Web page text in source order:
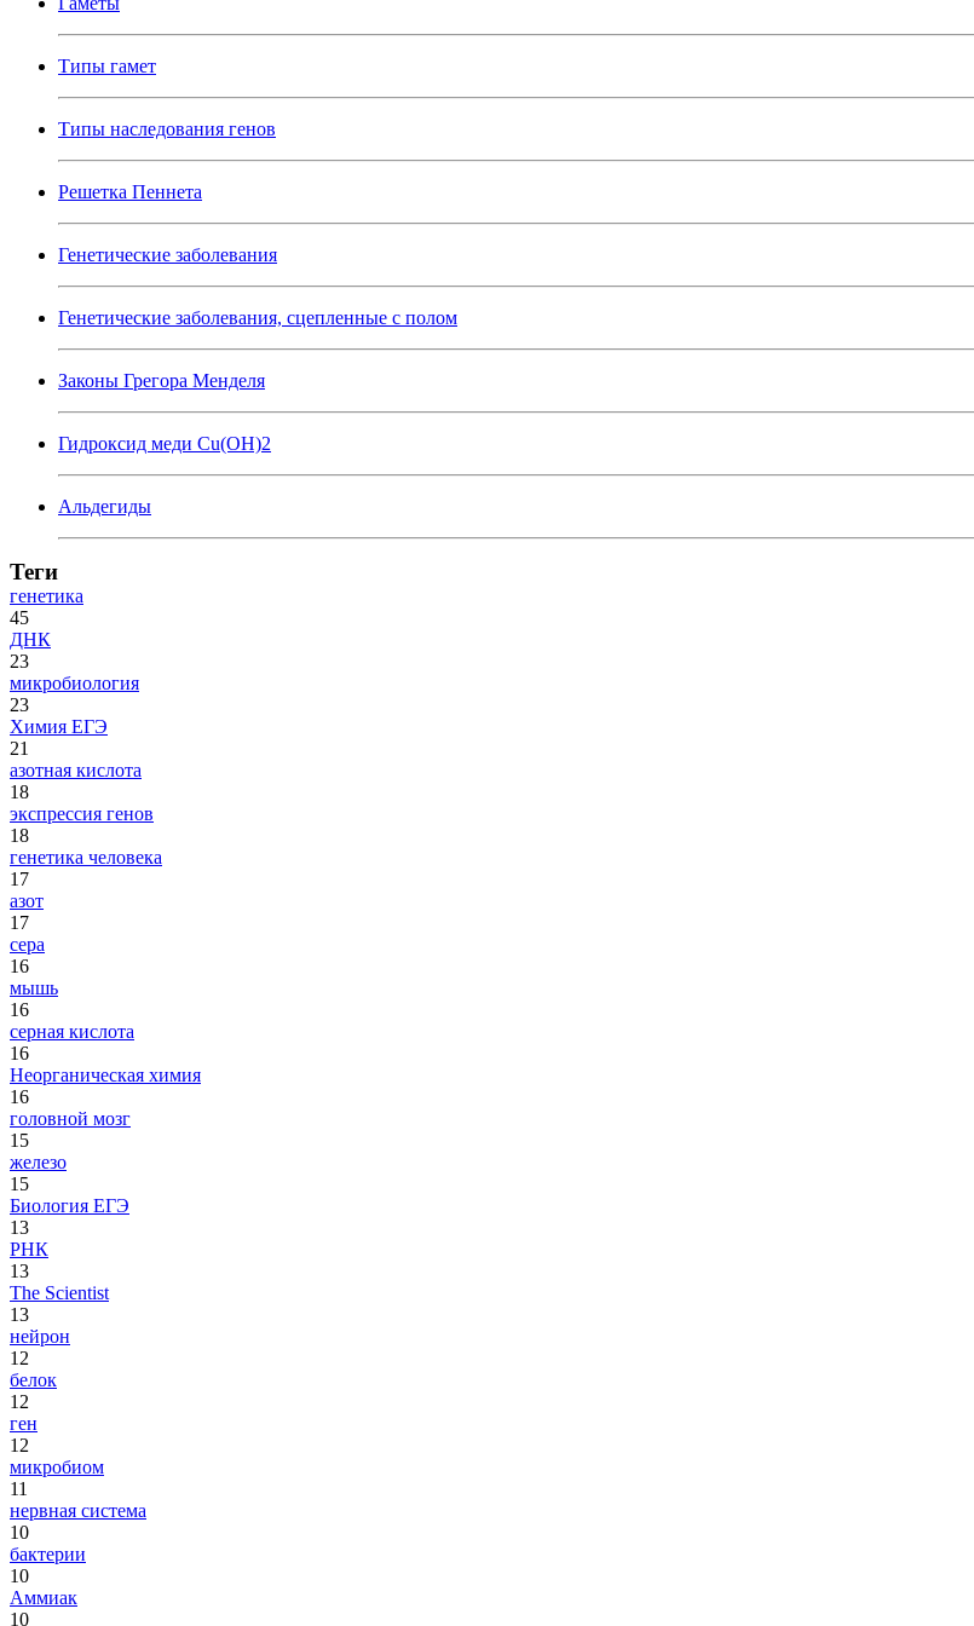
Типы гамет
Типы наследования генов
Решетка Пеннета
Генетические заболевания
Генетические заболевания, сцепленные с полом
Законы Грегора Менделя
Гидроксид меди Cu(OH)2
Альдегиды
Теги
генетика
45
ДНК
23
микробиология
23
Химия ЕГЭ
21
азотная кислота
18
экспрессия генов
18
генетика человека
17
азот
17
сера
16
мышь
16
серная кислота
16
Неорганическая химия
16
головной мозг
15
железо
15
Биология ЕГЭ
13
РНК
13
The Scientist
13
нейрон
12
белок
12
ген
12
микробиом
11
нервная система
10
бактерии
10
Аммиак
10